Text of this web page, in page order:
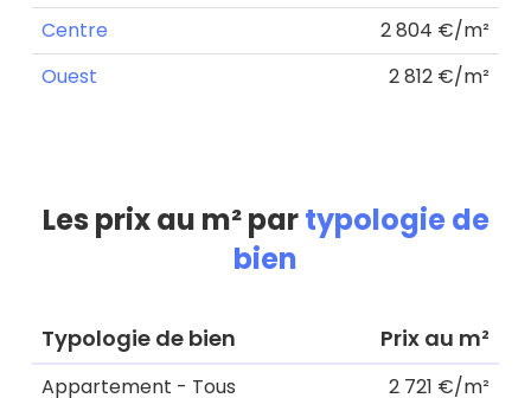
Centre
2 804 €/m²
Ouest
2 812 €/m²
Les prix au m² partypologie de
bien
Typologie de bien Prix au m²
Appartement - Tous 2 721 €/m²